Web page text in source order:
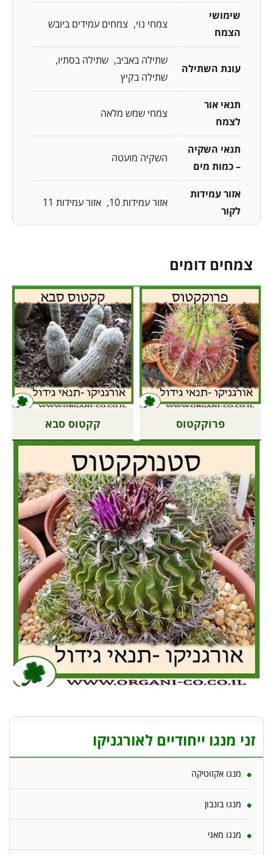
שימושי
הצמח
צמחי נוי צמחים עמידים ביובש
עונת השתילה
שתילה באביב שתילה בסתיו
שתילה בקיץ
תנאי אור
לצמח
צמחי שמש מלאה
תנאי השקיה
– כמות מים
השקיה מועטה
אזור עמידות
לקור
אזור עמידות 10 אזור עמידות 11
צמחים דומים
פרוקקטוס קקטוס סבא
זני מנגו ייחודיים לאורגניקו
מנגו אקזוטיקה
מנגו בונבון
מנגו מאגי